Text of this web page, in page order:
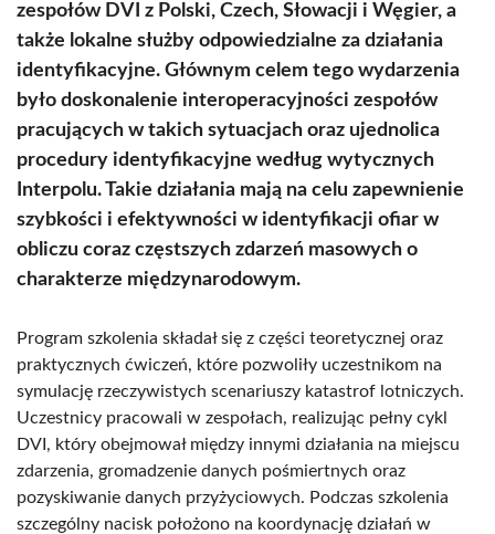
zespołów DVI z Polski, Czech, Słowacji i Węgier, a
także lokalne służby odpowiedzialne za działania
identyfikacyjne. Głównym celem tego wydarzenia
było doskonalenie interoperacyjności zespołów
pracujących w takich sytuacjach oraz ujednolica
procedury identyfikacyjne według wytycznych
Interpolu. Takie działania mają na celu zapewnienie
szybkości i efektywności w identyfikacji ofiar w
obliczu coraz częstszych zdarzeń masowych o
charakterze międzynarodowym.
Program szkolenia składał się z części teoretycznej oraz
praktycznych ćwiczeń, które pozwoliły uczestnikom na
symulację rzeczywistych scenariuszy katastrof lotniczych.
Uczestnicy pracowali w zespołach, realizując pełny cykl
DVI, który obejmował między innymi działania na miejscu
zdarzenia, gromadzenie danych pośmiertnych oraz
pozyskiwanie danych przyżyciowych. Podczas szkolenia
szczególny nacisk położono na koordynację działań w